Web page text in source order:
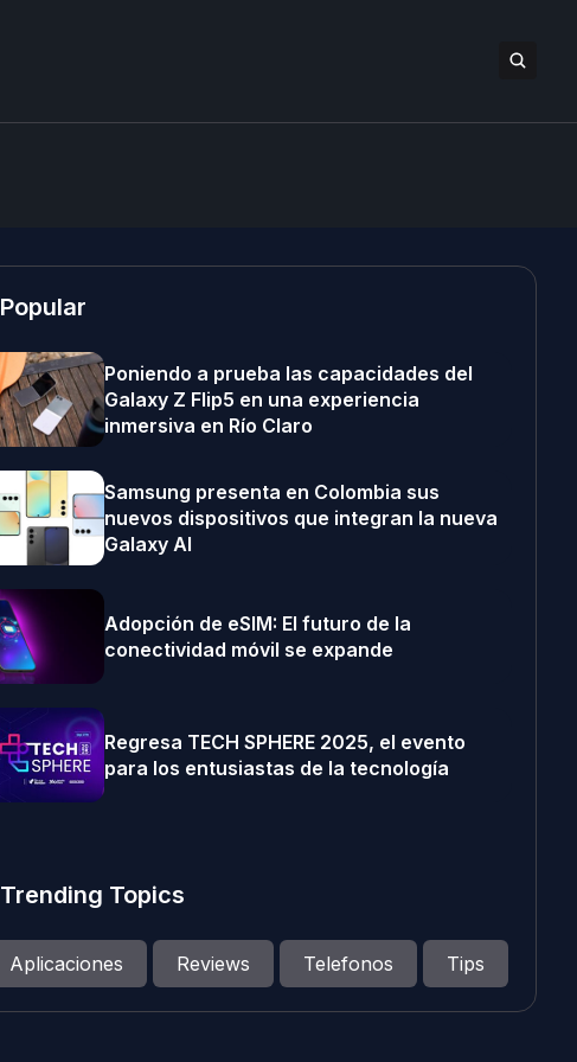
Popular
Poniendo a prueba las capacidades del
Galaxy Z Flip5 en una experiencia
inmersiva en Río Claro
Samsung presenta en Colombia sus
nuevos dispositivos que integran la nueva
Galaxy AI
Adopción de eSIM: El futuro de la
conectividad móvil se expande
Regresa TECH SPHERE 2025, el evento
para los entusiastas de la tecnología
Trending Topics
Aplicaciones Reviews Telefonos Tips